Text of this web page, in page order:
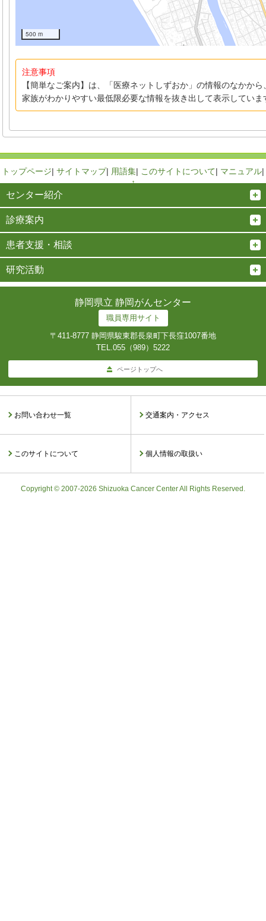
500 m
注意事項
【簡単なご案内】は、「医療ネットしずおか」の情報のなかか
家族がわかりやすい最低限必要な情報を抜き出して表示していま
トップページ| サイトマップ| 用語集| このサイトについて| マニュアル|
↑
センター紹介
診療案内
患者支援・相談
研究活動
静岡県立 静岡がんセンター
職員専用サイト
〒411-8777 静岡県駿東郡長泉町下長窪1007番地
TEL.055（989）5222
ページトップへ
お問い合わせ一覧 交通案内・アクセス
このサイトについて 個人情報の取扱い
Copyright © 2007-2026 Shizuoka Cancer Center All Rights Reserved.